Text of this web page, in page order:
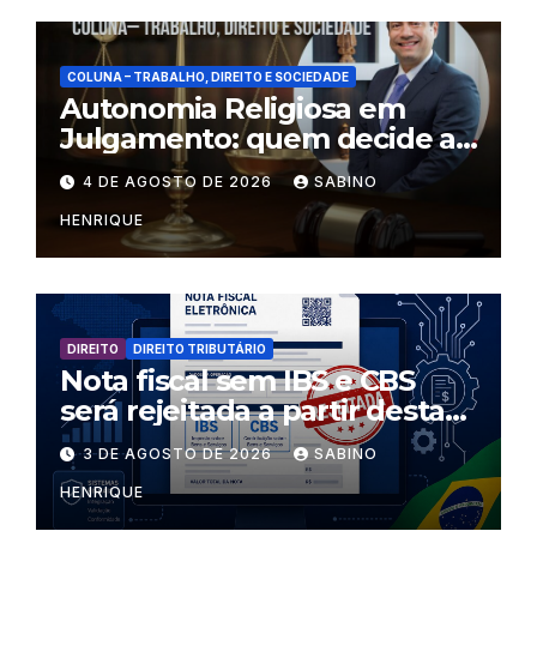
COLUNA – TRABALHO, DIREITO E SOCIEDADE
Autonomia Religiosa em
Julgamento: quem decide as
regras dentro dos templos?
4 DE AGOSTO DE 2026 SABINO
HENRIQUE
DIREITO DIREITO TRIBUTÁRIO
Nota fiscal sem IBS e CBS
será rejeitada a partir desta
segunda-feira
3 DE AGOSTO DE 2026 SABINO
HENRIQUE